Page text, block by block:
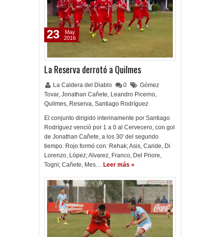
La Reserva derrotó a Quilmes
La Caldera del Diablo 0
Gómez
Tovar, Jonathan Cañete, Leandro Picerno,
Quilmes, Reserva, Santiago Rodríguez
El conjunto dirigido interinamente por Santiago
Rodríguez venció por 1 a 0 al Cervecero, con gol
de Jonathan Cañete, a los 30' del segundo
tiempo. Rojo formó con: Rehak; Asis, Caride, Di
Lorenzo, López; Alvarez, Franco, Del Priore,
Togni; Cañete, Mes… Leer más »
23
May
2016